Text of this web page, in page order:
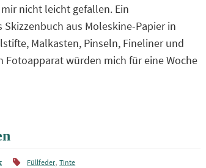
nicht leicht gefallen. Ein
aus Moleskine-Papier in
Malkasten, Pinseln, Fineliner und
Fotoapparat würden mich für eine Woche
Füllfeder,Tinte